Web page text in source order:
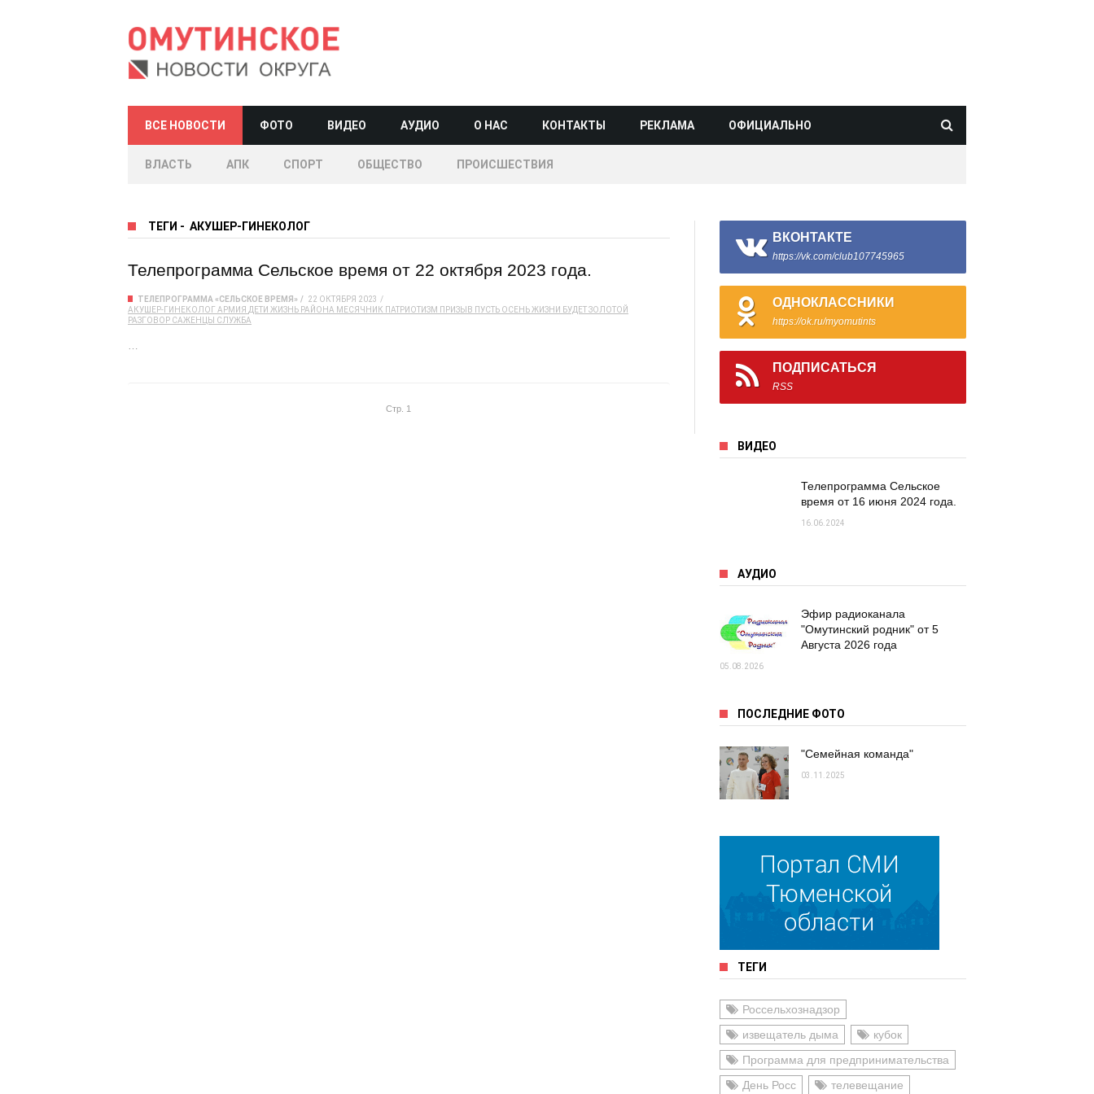
ВСЕ НОВОСТИ ФОТО ВИДЕО АУДИО О НАС КОНТАКТЫ РЕКЛАМА ОФИЦИАЛЬНО
ВЛАСТЬ АПК СПОРТ ОБЩЕСТВО ПРОИСШЕСТВИЯ
ТЕГИ - АКУШЕР-ГИНЕКОЛОГ
Телепрограмма Сельское время от 22 октября 2023 года.
ТЕЛЕПРОГРАММА «СЕЛЬСКОЕ ВРЕМЯ»
22 ОКТЯБРЯ 2023
АКУШЕР-ГИНЕКОЛОГ АРМИЯ ДЕТИ ЖИЗНЬ РАЙОНА МЕСЯЧНИК ПАТРИОТИЗМ ПРИЗЫВ ПУСТЬ ОСЕНЬ ЖИЗНИ БУДЕТ ЗОЛОТОЙ
РАЗГОВОР САЖЕНЦЫ СЛУЖБА
…
Стр. 1
ВКОНТАКТЕ
https://vk.com/club107745965
ОДНОКЛАССНИКИ
https://ok.ru/myomutints
ПОДПИСАТЬСЯ
RSS
ВИДЕО
Телепрограмма Сельское
время от 16 июня 2024 года.
16.06.2024
АУДИО
Эфир радиоканала
"Омутинский родник" от 5
Августа 2026 года
05.08.2026
ПОСЛЕДНИЕ ФОТО
"Семейная команда"
03.11.2025
ТЕГИ
Россельхознадзор
извещатель дыма
кубок
Программа для предпринимательства
День Росс
телевещание